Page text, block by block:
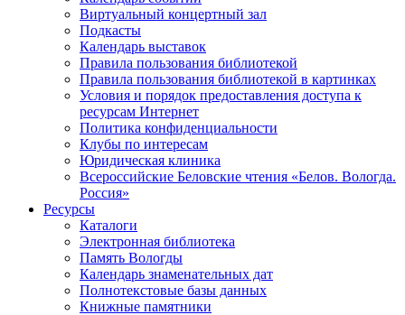
Виртуальный концертный зал
Подкасты
Календарь выставок
Правила пользования библиотекой
Правила пользования библиотекой в картинках
Условия и порядок предоставления доступа к
ресурсам Интернет
Политика конфиденциальности
Клубы по интересам
Юридическая клиника
Всероссийские Беловские чтения «Белов. Вологда.
Россия»
Ресурсы
Каталоги
Электронная библиотека
Память Вологды
Календарь знаменательных дат
Полнотекстовые базы данных
Книжные памятники